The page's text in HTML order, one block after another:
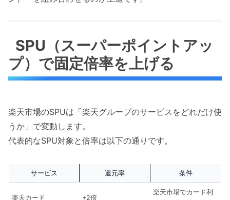
SPU（スーパーポイントアッ
プ）で固定倍率を上げる
楽天市場のSPUは「楽天グループのサービスをどれだけ使
うか」で変動します。
代表的なSPU対象と倍率は以下の通りです。
サービス 還元率 条件
楽天カード +2倍
楽天市場でカード利